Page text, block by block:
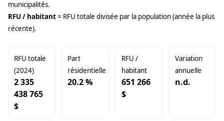
municipalités.
RFU / habitant= RFU totale divisée par la population (année la plus
récente).
RFU totale
(2024)
2 335
438 765
$
Part
résidentielle
20.2 %
RFU /
habitant
651 266
$
Variation
annuelle
n.d.